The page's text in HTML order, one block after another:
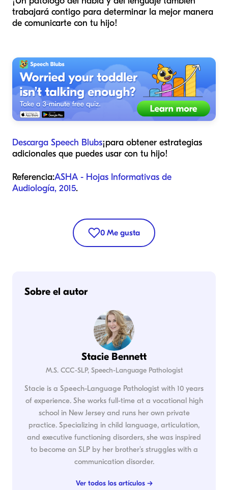
trabajará contigo para determinar la mejor manera
de comunicarte con tu hijo!
Descarga Speech Blubs¡para obtener estrategias
adicionales que puedes usar con tu hijo!
Referencia:ASHA - Hojas Informativas de
Audiología, 2015.
0 Me gusta
Sobre el autor
Stacie Bennett
M.S. CCC-SLP, Speech-Language Pathologist
Stacie is a Speech-Language Pathologist with 10 years
of experience. She works full-time at a vocational high
school in New Jersey and runs her own private
practice. Specializing in child language, articulation,
and executive functioning disorders, she was inspired
to become an SLP by her brother's struggles with a
communication disorder.
Ver todos los artículos →